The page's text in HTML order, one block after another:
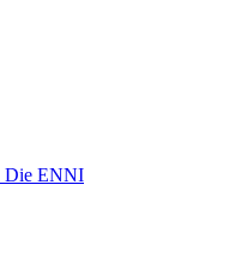
Die ENNI